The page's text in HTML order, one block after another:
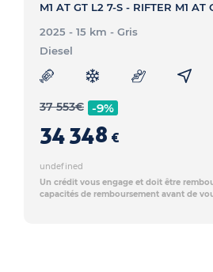
M1 AT GT L2 7-S - RIFTER M1 AT
2025 - 15 km - Gris
Diesel
37 553€ -9%
34 348 €
undefined
Un crédit vous engage et doit être
capacités de remboursement avant de